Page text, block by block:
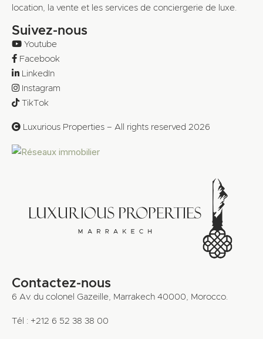
location, la vente et les services de conciergerie de luxe.
Suivez-nous
Youtube
Facebook
LinkedIn
Instagram
TikTok
Luxurious Properties – All rights reserved 2026
Contactez-nous
6 Av. du colonel Gazeille, Marrakech 40000, Morocco.
Tél : +212 6 52 38 38 00